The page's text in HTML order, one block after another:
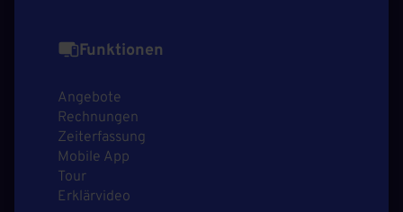
Funktionen
Angebote
Rechnungen
Zeiterfassung
Mobile App
Tour
Erklärvideo